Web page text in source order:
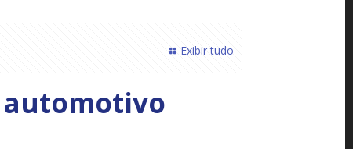
Exibir tudo
automotivo